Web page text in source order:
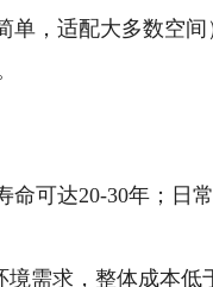
，适配大多数空
可达20-30年；日
需求，整体成本